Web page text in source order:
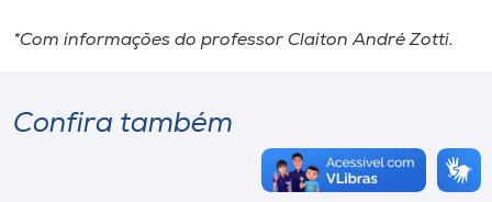
*Com informações do professor Claiton André Zotti.
Confira também